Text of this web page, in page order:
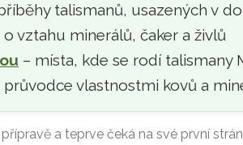
talismanů, usazených v
o vztahu minerálů, čaker a živlů
– místa, kde se rodí talismany
průvodce vlastnostmi kovů a
a teprve čeká na své první